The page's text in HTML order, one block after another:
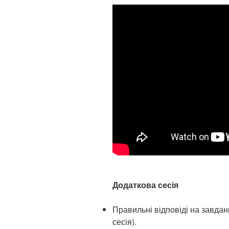
Додаткова сесія
Правильні відповіді на
сесія).